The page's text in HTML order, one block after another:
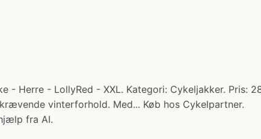
- Herre - LollyRed - XXL. Kategori: Cykeljakker. Pris:
vinterforhold. Med... Køb hos Cykelpartner.
fra AI.